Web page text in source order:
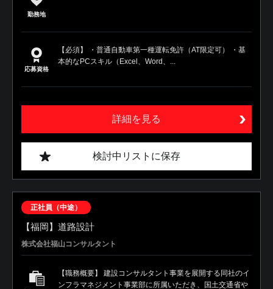
勤務地
応募資格
【必須】 ・普通自動車第一種運転免許（AT限定可） ・基
本的なPCスキル（Excel、Word、...
詳細を見る
検討中リストに保存
正社員（中途）
【福岡】道路設計
株式会社福山コンサルタント
【職務概要】 建設コンサルタント事業を展開する同社のイ
ンフラマネジメント事業部に所属いただき、国土交通省や